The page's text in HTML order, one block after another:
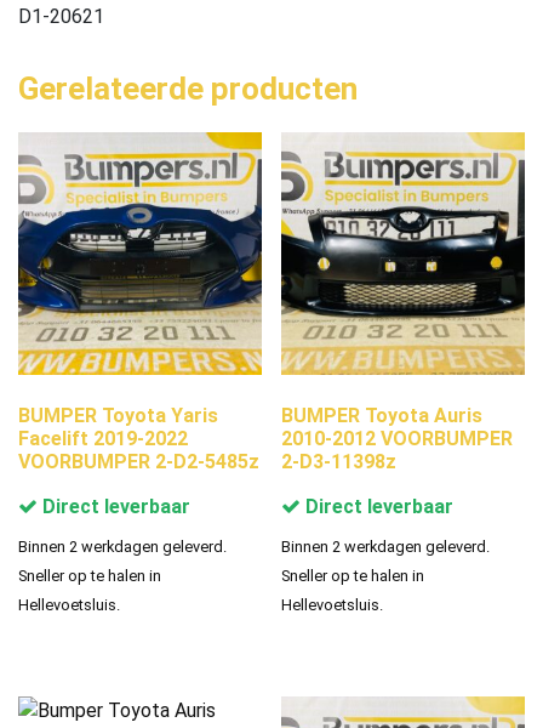
D1-20621
Gerelateerde producten
BUMPER Toyota Yaris
Facelift 2019-2022
VOORBUMPER 2-D2-5485z
Direct leverbaar
Binnen 2 werkdagen geleverd.
Sneller op te halen in
Hellevoetsluis.
BUMPER Toyota Auris
2010-2012 VOORBUMPER
2-D3-11398z
Direct leverbaar
Binnen 2 werkdagen geleverd.
Sneller op te halen in
Hellevoetsluis.